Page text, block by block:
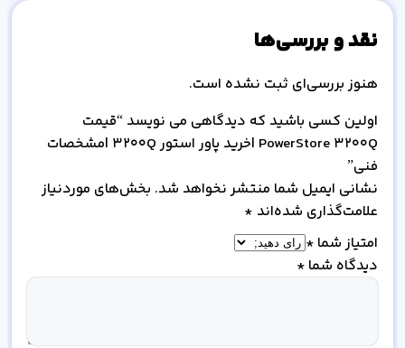
نقد و بررسی‌ها
هنوز بررسی‌ای ثبت نشده است.
اولین کسی باشید که دیدگاهی می نویسد “قیمت
PowerStore 3200Q |خرید پاور استور 3200Q |مشخصات
فنی”
نشانی ایمیل شما منتشر نخواهد شد. بخش‌های موردنیاز
علامت‌گذاری شده‌اند *
امتیاز شما *
دیدگاه شما *